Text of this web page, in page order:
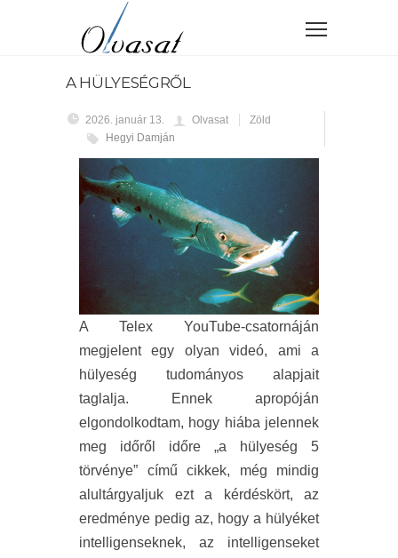
A HÜLYESÉGRŐL
2026. január 13. Olvasat
Zöld
Hegyi Damján
A Telex YouTube-csatornáján
megjelent egy olyan videó, ami a
hülyeség tudományos alapjait
taglalja. Ennek apropóján
elgondolkodtam, hogy hiába jelennek
meg időről időre „a hülyeség 5
törvénye” című cikkek, még mindig
alultárgyaljuk ezt a kérdéskört, az
eredménye pedig az, hogy a hülyéket
intelligenseknek, az intelligenseket